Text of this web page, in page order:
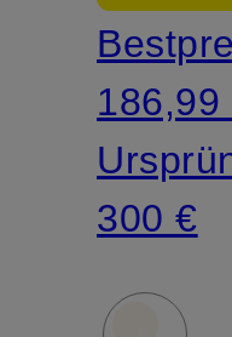
186,99
300 €